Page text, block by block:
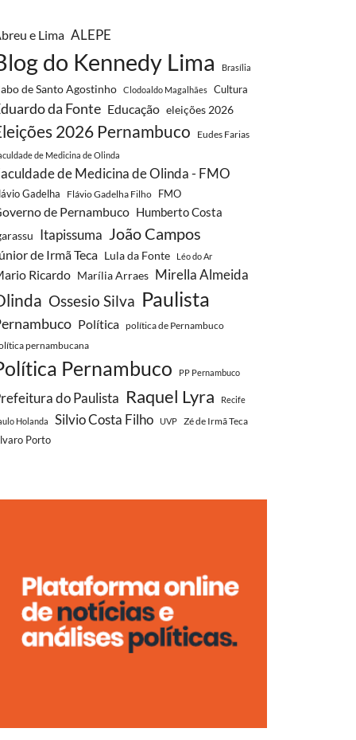
e Lima ALEPE
do Kennedy Lima Brasília
de Santo Agostinho Clodoaldo Magalhães Cultura
da Fonte Educação eleições 2026
2026 Pernambuco Eudes Farias
de Medicina de Olinda
de Medicina de Olinda - FMO
Gadelha Flávio Gadelha Filho FMO
de Pernambuco Humberto Costa
Itapissuma João Campos
de Irmã Teca Lula da Fonte Léo do Ar
Ricardo Marília Arraes Mirella Almeida
Ossesio Silva Paulista
Política política de Pernambuco
pernambucana
Pernambuco PP Pernambuco
do Paulista Raquel Lyra Recife
Holanda Silvio Costa Filho UVP Zé de Irmã Teca
Porto